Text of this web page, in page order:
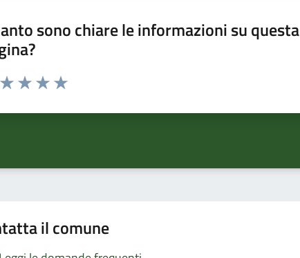
sono chiare le informazioni su questa
da 1 a 5 stelle la pagina
il comune